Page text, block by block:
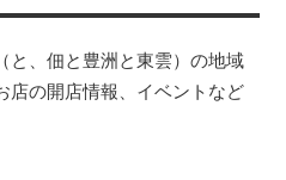
と、佃と豊洲と東雲）の地域
店の開店情報、イベントなど